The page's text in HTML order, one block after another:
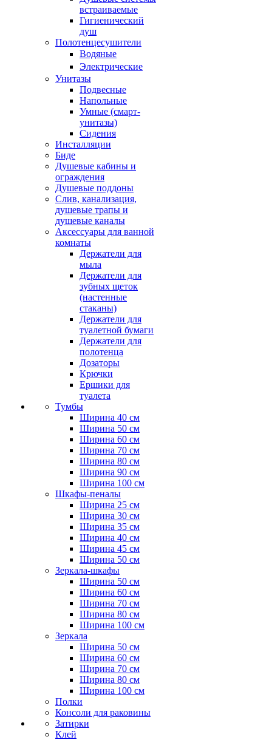
встраиваемые
Гигиенический
душ
Полотенцесушители
ㅤВодяные
ㅤЭлектрические
Унитазы
Подвесные
Напольные
Умные (смарт-
унитазы)
Сидения
Инсталляции
Биде
Душевые кабины и
ограждения
Душевые поддоны
Слив, канализация,
душевые трапы и
душевые каналы
Аксессуары для ванной
комнаты
Держатели для
мыла
Держатели для
зубных щеток
(настенные
стаканы)
Держатели для
туалетной бумаги
Держатели для
полотенца
Дозаторы
Крючки
Ершики для
туалета
Тумбы
Ширина 40 см
Ширина 50 см
Ширина 60 см
Ширина 70 см
Ширина 80 см
Ширина 90 см
Ширина 100 см
Шкафы-пеналы
Ширина 25 см
Ширина 30 см
Ширина 35 см
Ширина 40 см
Ширина 45 см
Ширина 50 см
Зеркала-шкафы
Ширина 50 см
Ширина 60 см
Ширина 70 см
Ширина 80 см
Ширина 100 см
Зеркала
Ширина 50 см
Ширина 60 см
Ширина 70 см
Ширина 80 см
Ширина 100 см
Полки
Консоли для раковины
Затирки
Клей